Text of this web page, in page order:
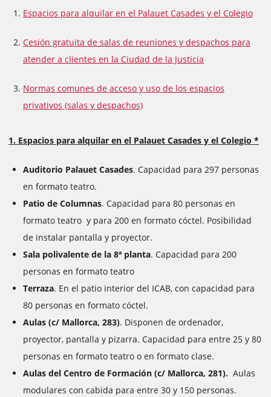
Espacios para alquilar en el Palauet Casades y el Colegio
Cesión gratuita de salas de reuniones y despachos para
atender a clientes en la Ciudad de la Justicia
Normas comunes de acceso y uso de los espacios
privativos (salas y despachos)
1. Espacios para alquilar en el Palauet Casades y el Colegio *
Auditorio Palauet Casades. Capacidad para 297 personas
en formato teatro.
Patio de Columnas. Capacidad para 80 personas en
formato teatro y para 200 en formato cóctel. Posibilidad
de instalar pantalla y proyector.
Sala polivalente de la 8ª planta. Capacidad para 200
personas en formato teatro
Terraza. En el patio interior del ICAB, con capacidad para
80 personas en formato cóctel.
Aulas (c/ Mallorca, 283). Disponen de ordenador,
proyector, pantalla y pizarra. Capacidad para entre 25 y 80
personas en formato teatro o en formato clase.
Aulas del Centro de Formación (c/ Mallorca, 281). Aulas
modulares con cabida para entre 30 y 150 personas.